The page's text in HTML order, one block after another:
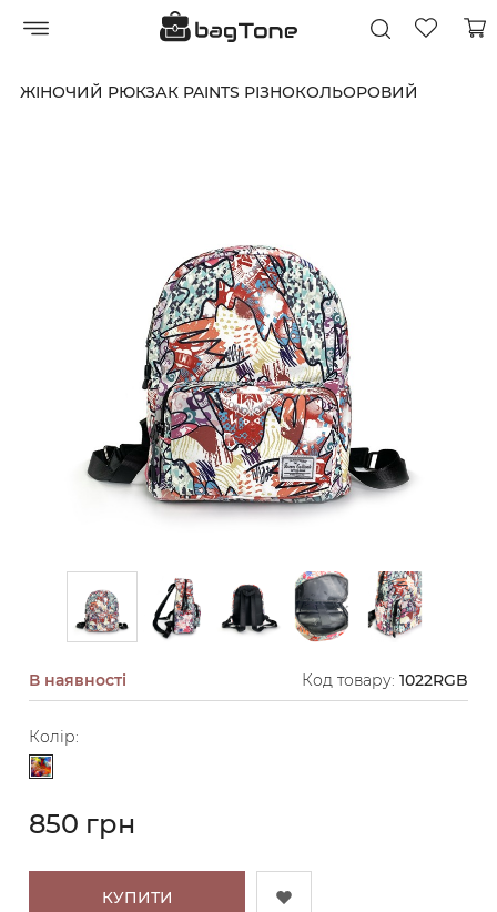
ЖІНОЧИЙ РЮКЗАК PAINTS РІЗНОКОЛЬОРОВИЙ
В наявності Код товару: 1022RGB
Колір:
850 грн
КУПИТИ